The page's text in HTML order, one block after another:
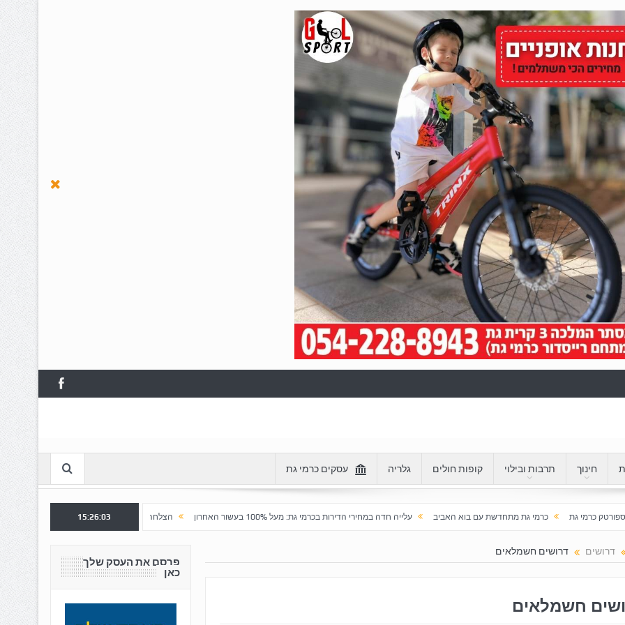
חינוך תרבות ובילוי קופות חולים גלריה עסקים כרמי גת
כרמי גת מתחדשת עם בוא האביב עלייה חדה במחירי הדירות בכרמי גת: מעל 100% בעשור האחרון הצלחה לשלב א' ברובע "כרמי הפארק": נפתח שלב ב' למכירה
15:26:05
דרושים דרושים חשמלאים
חשמלאים
פרסם את העסק שלך
כאן